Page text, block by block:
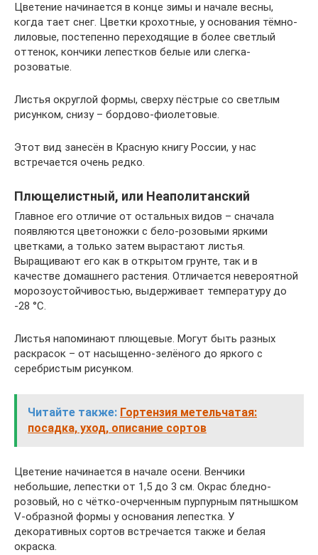
Цветение начинается в конце зимы и начале весны,
когда тает снег. Цветки крохотные, у основания тёмно-
лиловые, постепенно переходящие в более светлый
оттенок, кончики лепестков белые или слегка-
розоватые.
Листья округлой формы, сверху пёстрые со светлым
рисунком, снизу – бордово-фиолетовые.
Этот вид занесён в Красную книгу России, у нас
встречается очень редко.
Плющелистный, или Неаполитанский
Главное его отличие от остальных видов – сначала
появляются цветоножки с бело-розовыми яркими
цветками, а только затем вырастают листья.
Выращивают его как в открытом грунте, так и в
качестве домашнего растения. Отличается невероятной
морозоустойчивостью, выдерживает температуру до
-28 °С.
Листья напоминают плющевые. Могут быть разных
раскрасок – от насыщенно-зелёного до яркого с
серебристым рисунком.
Читайте также: Гортензия метельчатая:
посадка, уход, описание сортов
Цветение начинается в начале осени. Венчики
небольшие, лепестки от 1,5 до 3 см. Окрас бледно-
розовый, но с чётко-очерченным пурпурным пятнышком
V-образной формы у основания лепестка. У
декоративных сортов встречается также и белая
окраска.